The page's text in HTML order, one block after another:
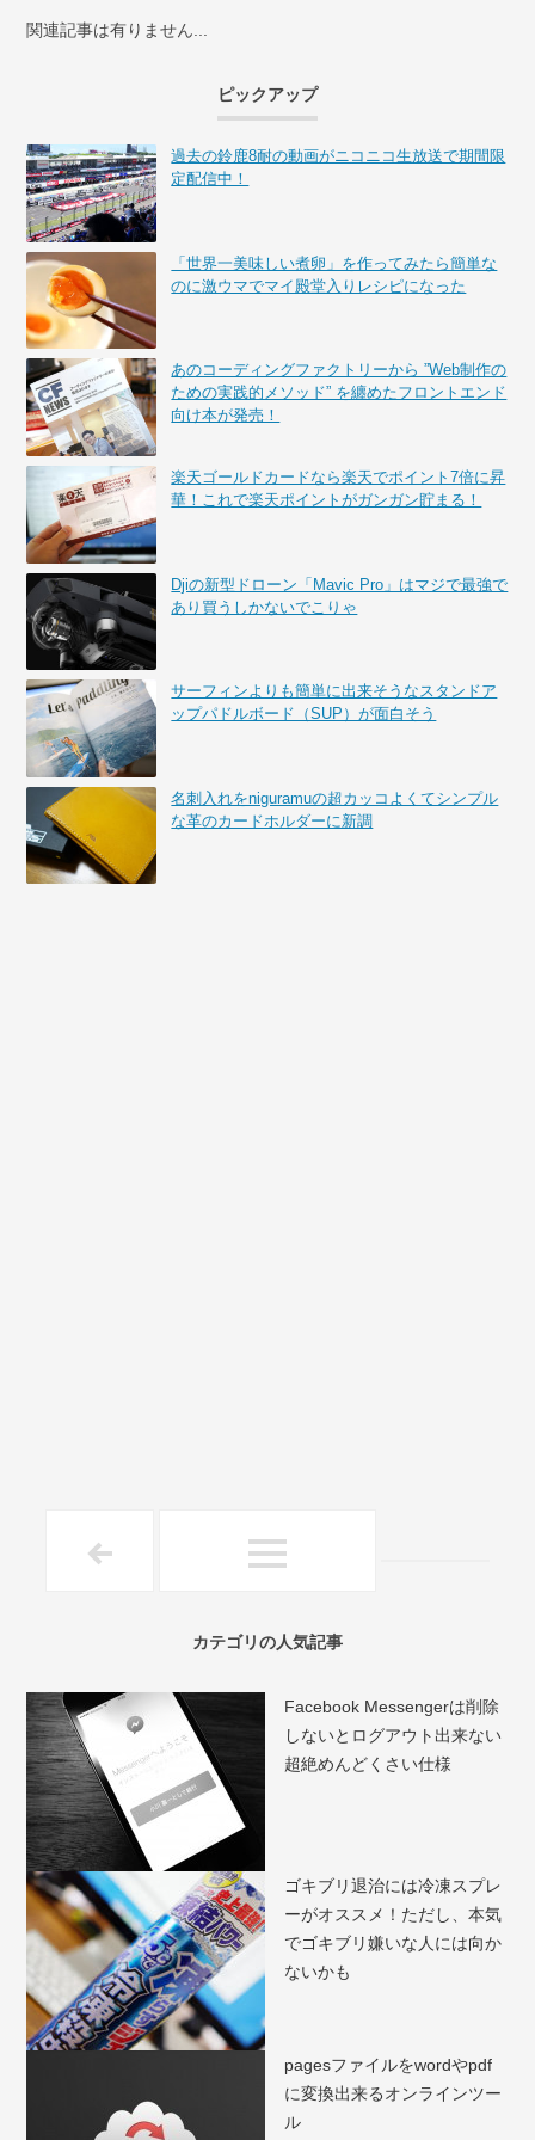
関連記事は有りません...
ピックアップ
過去の鈴鹿8耐の動画がニコニコ生放送で期間限
定配信中！
「世界一美味しい煮卵」を作ってみたら簡単な
のに激ウマでマイ殿堂入りレシピになった
あのコーディングファクトリーから ”Web制作の
ための実践的メソッド” を纏めたフロントエンド
向け本が発売！
楽天ゴールドカードなら楽天でポイント7倍に昇
華！これで楽天ポイントがガンガン貯まる！
Djiの新型ドローン「Mavic Pro」はマジで最強で
あり買うしかないでこりゃ
サーフィンよりも簡単に出来そうなスタンドア
ップパドルボード（SUP）が面白そう
名刺入れをniguramuの超カッコよくてシンプル
な革のカードホルダーに新調
カテゴリの人気記事
Facebook Messengerは削除
しないとログアウト出来ない
超絶めんどくさい仕様
ゴキブリ退治には冷凍スプレ
ーがオススメ！ただし、本気
でゴキブリ嫌いな人には向か
ないかも
pagesファイルをwordやpdf
に変換出来るオンラインツー
ル